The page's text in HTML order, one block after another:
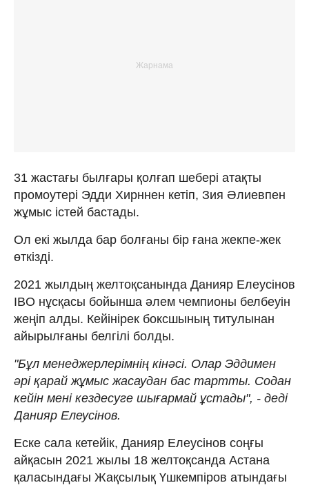
31 жастағы былғары қолғап шебері атақты
промоутері Эдди Хирннен кетіп, Зия Әлиевпен
жұмыс істей бастады.
Ол екі жылда бар болғаны бір ғана жекпе-жек
өткізді.
2021 жылдың желтоқсанында Данияр Елеусінов
IBO нұсқасы бойынша әлем чемпионы белбеуін
жеңіп алды. Кейінірек боксшының титулынан
айырылғаны белгілі болды.
"Бұл менеджерлерімнің кінәсі. Олар Эддимен
әрі қарай жұмыс жасаудан бас тартты. Содан
кейін мені кездесуге шығармай ұстады", - деді
Данияр Елеусінов.
Еске сала кетейік, Данияр Елеусінов соңғы
айқасын 2021 жылы 18 желтоқсанда Астана
қаласындағы Жақсылық Үшкемпіров атындағы